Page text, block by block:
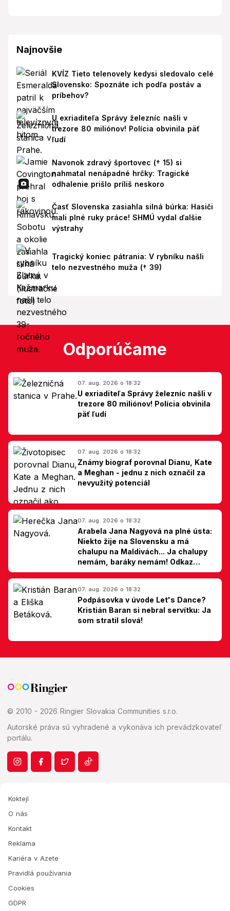
Najnovšie
KVÍZ Tieto telenovely kedysi sledovalo celé
Slovensko: Spoznáte ich podľa postáv a
príbehov?
U exriaditeľa Správy železníc našli v
trezore 80 miliónov! Polícia obvinila päť
ľudí
Navonok zdravý športovec († 15) si
nahmatal nenápadné hrčky: Tragické
odhalenie prišlo príliš neskoro
Časť Slovenska zasiahla silná búrka: Hasiči
mali plné ruky práce! SHMÚ vydal ďalšie
výstrahy
Tragický koniec pátrania: V rybníku našli
telo nezvestného muža († 39)
Odporúčame
07. aug. 2026 o 18:32
U exriaditeľa Správy železníc našli v
trezore 80 miliónov! Polícia obvinila
päť ľudí
07. aug. 2026 o 18:32
Známy biograf porovnal Dianu, Kate
a Meghan - jednu z nich označil za
nevyužitý potenciál
07. aug. 2026 o 18:32
Arabela Jana Nagyová na plné ústa:
Niekto žije na Slovensku a má
chalupu na Maldivách... Ja chalupy
nemám, baráky nemám! Odkaz
Slovákom
07. aug. 2026 o 18:32
Podpásovka v úvode Let's Dance?
Kristián Baran si nebral servítku: Ja
som stratil slová!
© 2010 - 2026 Ringier Slovakia Communities s.r.o.
Autorské práva sú vyhradené a vykonáva ich prevádzkovateľ
portálu.
Koktejl
O nás
Kontakt
Reklama
Kariéra v Azete
Pravidlá používania
Cookies
GDPR